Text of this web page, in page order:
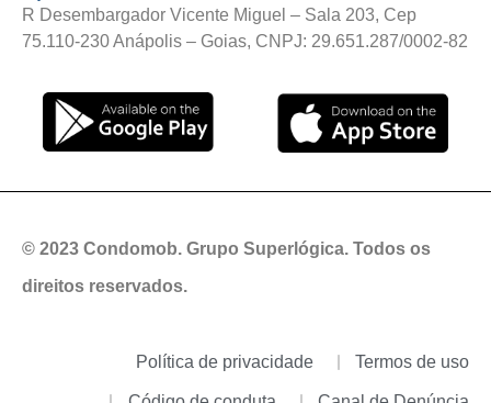
R Desembargador Vicente Miguel – Sala 203, Cep
75.110-230 Anápolis – Goias, CNPJ: 29.651.287/0002-82
© 2023 Condomob. Grupo Superlógica. Todos os
direitos reservados.
Política de privacidade Termos de uso